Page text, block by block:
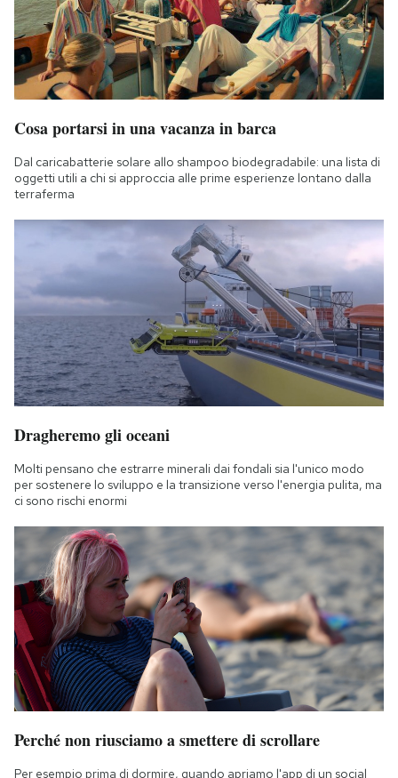
Cosa portarsi in una vacanza in barca
Dal caricabatterie solare allo shampoo biodegradabile: una lista di
oggetti utili a chi si approccia alle prime esperienze lontano dalla
terraferma
Dragheremo gli oceani
Molti pensano che estrarre minerali dai fondali sia l'unico modo
per sostenere lo sviluppo e la transizione verso l'energia pulita, ma
ci sono rischi enormi
Perché non riusciamo a smettere di scrollare
Per esempio prima di dormire, quando apriamo l'app di un social